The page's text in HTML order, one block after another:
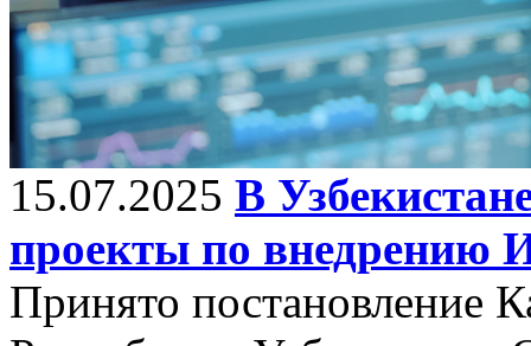
15.07.2025 В
проекты по внедрению
Принято постановление